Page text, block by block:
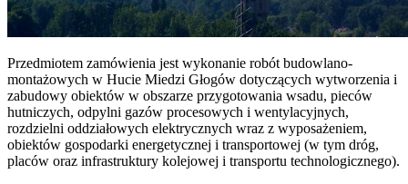
Przedmiotem zamówienia jest wykonanie robót budowlano-
montażowych w Hucie Miedzi Głogów dotyczących wytworzenia i
zabudowy obiektów w obszarze przygotowania wsadu, pieców
hutniczych, odpylni gazów procesowych i wentylacyjnych,
rozdzielni oddziałowych elektrycznych wraz z wyposażeniem,
obiektów gospodarki energetycznej i transportowej (w tym dróg,
placów oraz infrastruktury kolejowej i transportu technologicznego).